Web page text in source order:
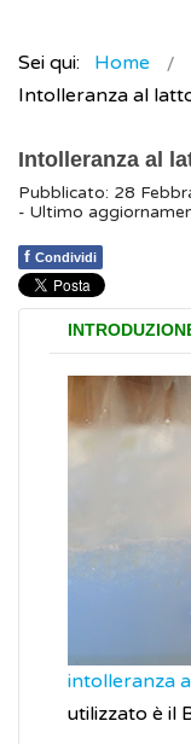
Sei qui: Home
Intolleranza al
Intolleranza al
Pubblicato: 28
- Ultimo
f Condividi
intolleranza
utilizzato è il